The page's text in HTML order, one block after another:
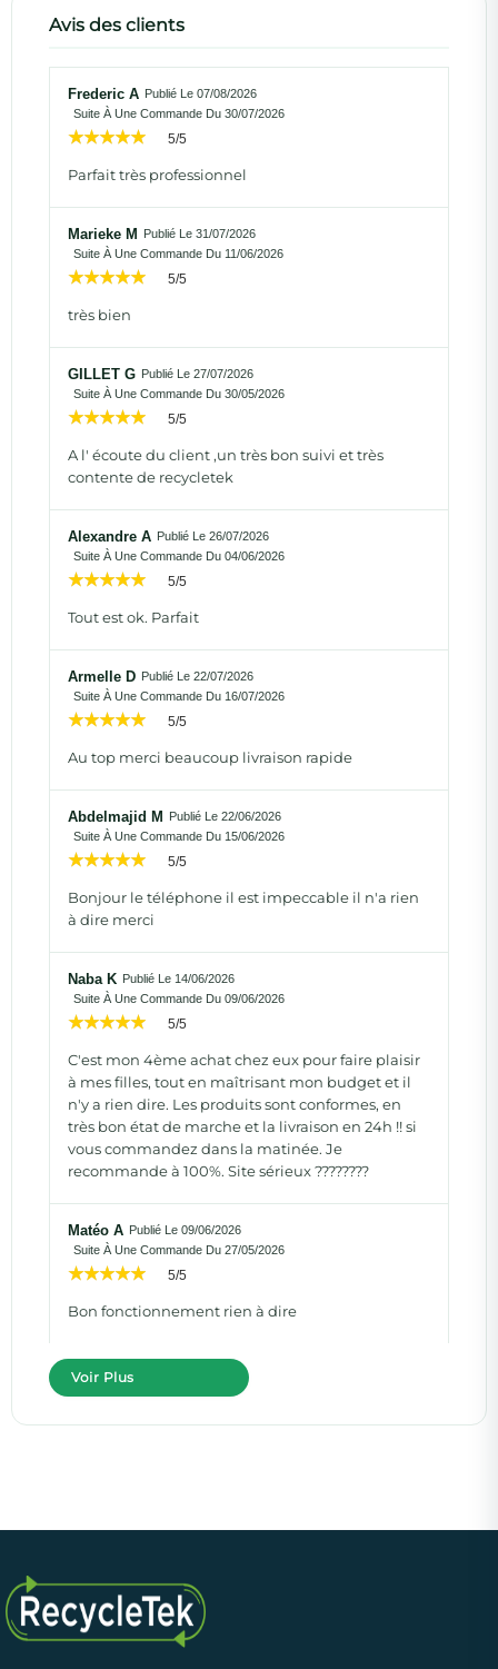
Avis des clients
Frederic A Publié Le 07/08/2026
Suite À Une Commande Du 30/07/2026
5/5
Parfait très professionnel
Marieke M
Publié Le 31/07/2026
Suite À Une Commande Du 11/06/2026
5/5
très bien
GILLET G Publié Le 27/07/2026
Suite À Une Commande Du 30/05/2026
5/5
A l' écoute du client ,un très bon suivi et très
contente de recycletek
Alexandre A Publié Le 26/07/2026
Suite À Une Commande Du 04/06/2026
5/5
Tout est ok. Parfait
Armelle D Publié Le 22/07/2026
Suite À Une Commande Du 16/07/2026
5/5
Au top merci beaucoup livraison rapide
Abdelmajid M
Publié Le 22/06/2026
Suite À Une Commande Du 15/06/2026
5/5
Bonjour le téléphone il est impeccable il n'a rien
à dire merci
Naba K Publié Le 14/06/2026
Suite À Une Commande Du 09/06/2026
5/5
C'est mon 4ème achat chez eux pour faire plaisir
à mes filles, tout en maîtrisant mon budget et il
n'y a rien dire. Les produits sont conformes, en
très bon état de marche et la livraison en 24h !! si
vous commandez dans la matinée. Je
recommande à 100%. Site sérieux ????????
Matéo A Publié Le 09/06/2026
Suite À Une Commande Du 27/05/2026
5/5
Bon fonctionnement rien à dire
Voir Plus